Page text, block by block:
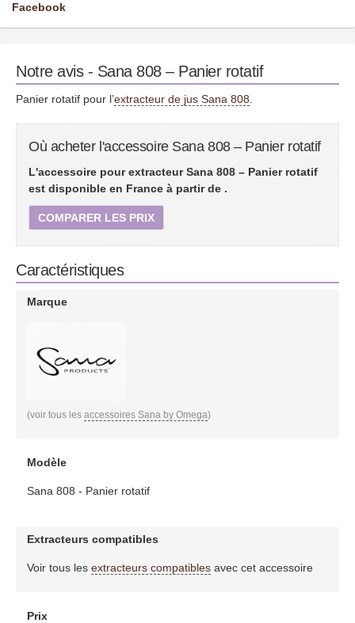
Facebook
Notre avis - Sana 808 – Panier rotatif
Panier rotatif pour l’extracteur de jus Sana 808
Où acheter l'accessoire Sana 808 – Panier rotatif
L'accessoire pour extracteur Sana 808 – Panier rotatif
est disponible en France à partir de .
COMPARER LES PRIX
Caractéristiques
Marque
(voir tous les accessoires Sana by Omega)
Modèle
Sana 808 - Panier rotatif
Extracteurs compatibles
Voir tous les extracteurs compatiblesavec cet accessoire
Prix